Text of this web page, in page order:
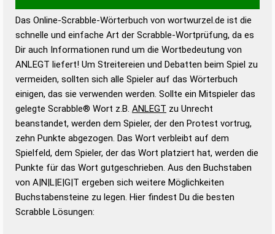
Wortwurzel liefert mit Hilfe eines semantischen
Wortanalyse-Algorithmus gute Anhaltspunkte zu
Wortbedeutung, Worttrennung und Wortform, um die
Gültigkeit eines Wortes für das Scrabble-Spiel zu
bestimmen!
zugelassene Turnier Scrabble-
Wörterbücher sind:
Duden – Standardwerk in 12 Bänden
Duden – Richtiges und gutes
Deutsch
Duden – Die deutsche Grammatik
Duden – Deutsches
Das Online-Scrabble-Wörterbuch von wortwurzel.de ist die
schnelle und einfache Art der Scrabble-Wortprüfung, da es
Dir auch Informationen rund um die Wortbedeutung von
ANLEGT liefert! Um Streitereien und Debatten beim Spiel zu
vermeiden, sollten sich alle Spieler auf das Wörterbuch
einigen, das sie verwenden werden. Sollte ein Mitspieler das
gelegte Scrabble® Wort z.B. ANLEGT zu Unrecht
beanstandet, werden dem Spieler, der den Protest vortrug,
zehn Punkte abgezogen. Das Wort verbleibt auf dem
Spielfeld, dem Spieler, der das Wort platziert hat, werden die
Punkte für das Wort gutgeschrieben. Aus den Buchstaben
von A|N|L|E|G|T ergeben sich weitere Möglichkeiten
Buchstabensteine zu legen. Hier findest Du die besten
Scrabble Lösungen: